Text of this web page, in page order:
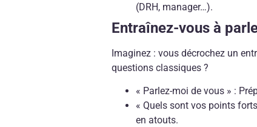
(DRH, manager…).
Entraînez-vous à
Imaginez : vous décrochez un
questions classiques ?
« Parlez-moi de vous » :
« Quels sont vos points
en atouts.